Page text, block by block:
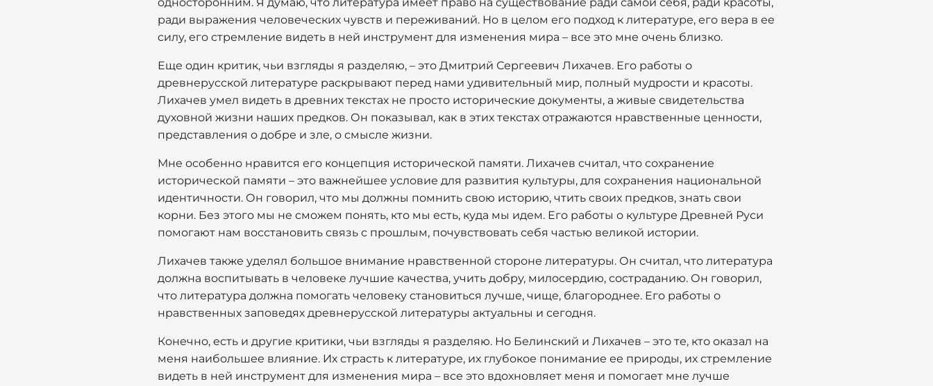
ради выражения человеческих чувств и переживаний. Но в целом его подход к литературе, его вера в ее
силу, его стремление видеть в ней инструмент для изменения мира – все это мне очень близко.
Еще один критик, чьи взгляды я разделяю, – это Дмитрий Сергеевич Лихачев. Его работы о
древнерусской литературе раскрывают перед нами удивительный мир, полный мудрости и красоты.
Лихачев умел видеть в древних текстах не просто исторические документы, а живые свидетельства
духовной жизни наших предков. Он показывал, как в этих текстах отражаются нравственные ценности,
представления о добре и зле, о смысле жизни.
Мне особенно нравится его концепция исторической памяти. Лихачев считал, что сохранение
исторической памяти – это важнейшее условие для развития культуры, для сохранения национальной
идентичности. Он говорил, что мы должны помнить свою историю, чтить своих предков, знать свои
корни. Без этого мы не сможем понять, кто мы есть, куда мы идем. Его работы о культуре Древней Руси
помогают нам восстановить связь с прошлым, почувствовать себя частью великой истории.
Лихачев также уделял большое внимание нравственной стороне литературы. Он считал, что литература
должна воспитывать в человеке лучшие качества, учить добру, милосердию, состраданию. Он говорил,
что литература должна помогать человеку становиться лучше, чище, благороднее. Его работы о
нравственных заповедях древнерусской литературы актуальны и сегодня.
Конечно, есть и другие критики, чьи взгляды я разделяю. Но Белинский и Лихачев – это те, кто оказал на
меня наибольшее влияние. Их страсть к литературе, их глубокое понимание ее природы, их стремление
видеть в ней инструмент для изменения мира – все это вдохновляет меня и помогает мне лучше